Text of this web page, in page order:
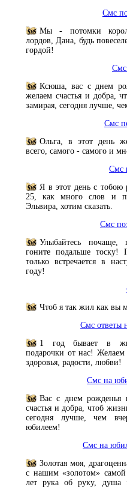
Смс
Мы - потомки
лордов, Дана, будь
гордой!
Смс
Ксюша, вас с днем
желаем счастья и добра,
замирая, сегодня лучше,
Смс
Ольга, в этот день
всего, самого - самого и
Смс
Я в этот день с тобою
25, как много слов и
Эльвира, хотим сказать.
Смс
Улыбайтесь почаще,
гоните подальше тоску!
только встречается в
году!
Чтоб я так жил как вы
Смс ответы
1 год бывает в
подарочки от нас!
здоровья, радости, любви!
Смс на
Вас с днем рожденья
счастья и добра, чтоб
сегодня лучше, чем
юбилеем!
Смс на
Золотая моя,
с нашим «золотом»
лет рука об руку,